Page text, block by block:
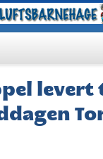
levert